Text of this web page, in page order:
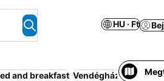
HU · Ft
and breakfast Vendégház Kemping